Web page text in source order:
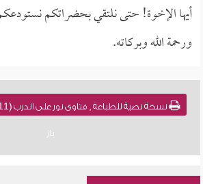
أيها الإخوة! حتى نلتقي بحضراتكم
ورحمة الله وبركاته.
باز